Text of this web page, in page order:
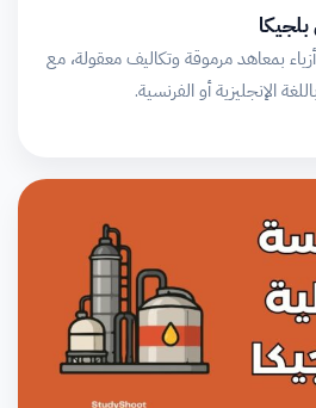
بمعاهد مرموقة وتكاليف معقولة، مع
الإنجليزية أو الفرنسية.